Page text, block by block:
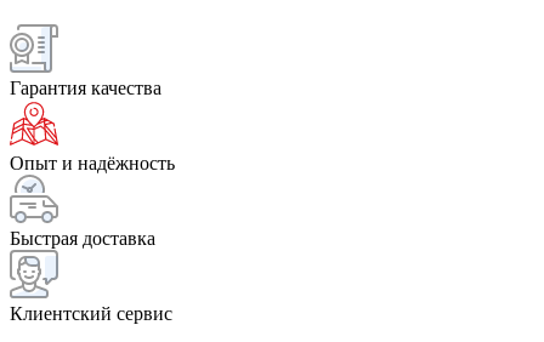
Гарантия качества
Опыт и надёжность
Быстрая доставка
Клиентский сервис